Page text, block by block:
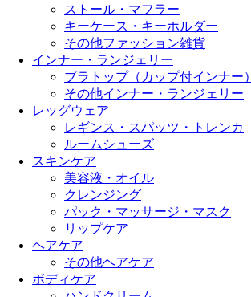
ストール・マフラー
キーケース・キーホルダー
その他ファッション雑貨
インナー・ランジェリー
ブラトップ（カップ付インナー）
その他インナー・ランジェリー
レッグウェア
レギンス・スパッツ・トレンカ
ルームシューズ
スキンケア
美容液・オイル
クレンジング
パック・マッサージ・マスク
リップケア
ヘアケア
その他ヘアケア
ボディケア